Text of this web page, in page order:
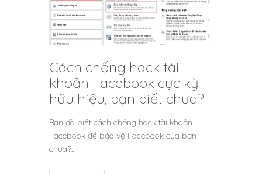
Cách chống hack tài
khoản Facebook cực kỳ
hữu hiệu, bạn biết chưa?
Bạn đã biết cách chống hack tài khoản
Facebook để bảo vệ Facebook của bạn
chưa?…